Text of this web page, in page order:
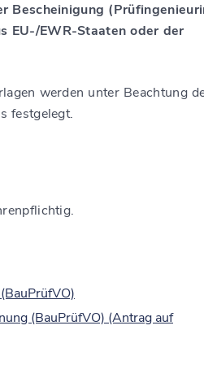
Bescheinigung
EU-/EWR-Staaten oder der
werden unter Beachtung
festgelegt.
(BauPrüfVO) (Antrag auf